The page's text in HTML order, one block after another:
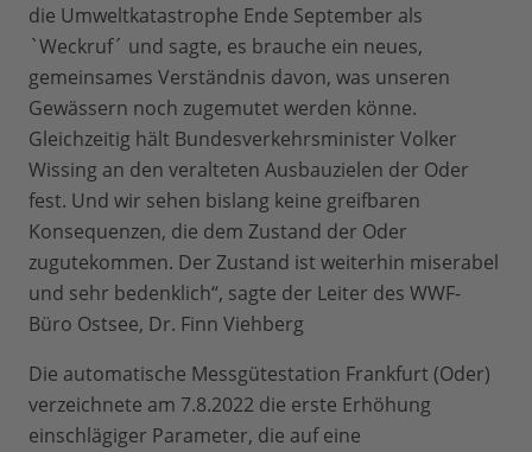
die Umweltkatastrophe Ende September als
`Weckruf´ und sagte, es brauche ein neues,
gemeinsames Verständnis davon, was unseren
Gewässern noch zugemutet werden könne.
Gleichzeitig hält Bundesverkehrsminister Volker
Wissing an den veralteten Ausbauzielen der Oder
fest. Und wir sehen bislang keine greifbaren
Konsequenzen, die dem Zustand der Oder
zugutekommen. Der Zustand ist weiterhin miserabel
und sehr bedenklich“, sagte der Leiter des WWF-
Büro Ostsee, Dr. Finn Viehberg
Die automatische Messgütestation Frankfurt (Oder)
verzeichnete am 7.8.2022 die erste Erhöhung
einschlägiger Parameter, die auf eine